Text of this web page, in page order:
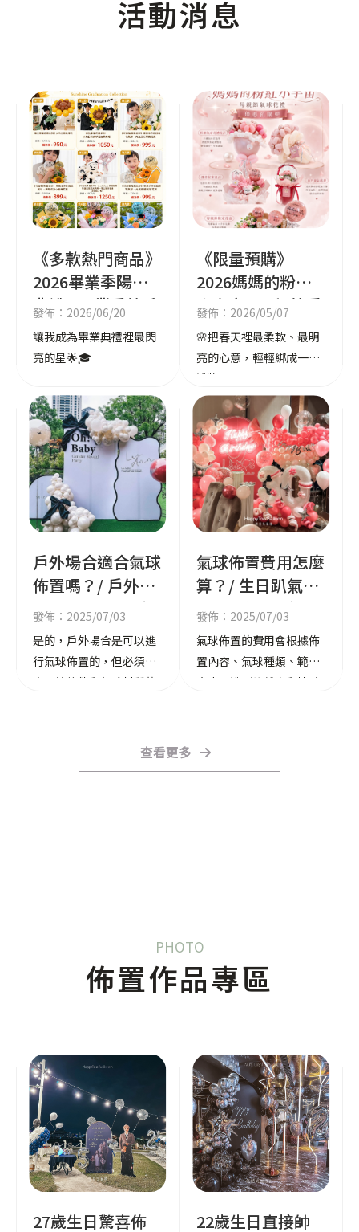
活動消息
《多款熱門商品》
2026畢業季陽光
典禮 - 畢業季節系
列商品
發佈：2026/06/20
讓我成為畢業典禮裡最閃
亮的星🌟🎓
《限量預購》
2026媽媽的粉紅
小宇宙 - 母親節愛
的氣球花禮
發佈：2026/05/07
🌸把春天裡最柔軟、最明
亮的心意，輕輕綁成一份
禮物。
戶外場合適合氣球
佈置嗎？/ 戶外婚
禮佈置,活動氣球
佈置,高雄戶外婚
禮佈置,高雄活動
氣球佈置
發佈：2025/07/03
是的，戶外場合是可以進
行氣球佈置的，但必須注
意環境條件與氣球材質的
氣球佈置費用怎麼
算？/ 生日趴氣球
佈置,婚禮氣球佈
置,高雄生日趴氣
球佈置,高雄婚禮
氣球佈置
發佈：2025/07/03
氣球佈置的費用會根據佈
置內容、氣球種類、範圍
大小、造型複雜度與地點
查看更多
PHOTO
佈置作品專區
27歲生日驚喜佈
22歲生日直接帥